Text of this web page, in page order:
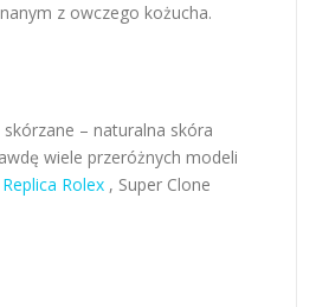
z owczego kożucha.
– naturalna skóra
wiele przeróżnych modeli
Replica Rolex , Super Clone